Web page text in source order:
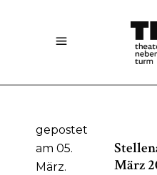
gepostet
am 05.
März.
März